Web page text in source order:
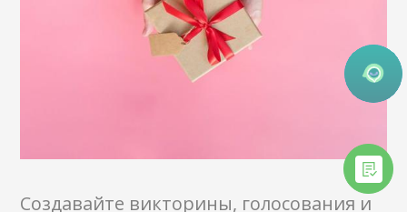
Создавайте викторины, голосования и